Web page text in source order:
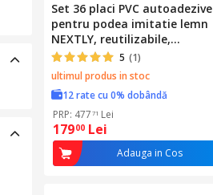
Set 36 placi PVC autoadezive
pentru podea imitatie lemn
NEXTLY, reutilizabile,
waterproof, 91.4x15.2cm,
suprafata acoperire 5mp,
V0605-31 bej nisip
5 (1)
ultimul produs in stoc
12 rate cu 0% dobândă
PRP: 477 71 Lei
17900 Lei
Adauga in Cos